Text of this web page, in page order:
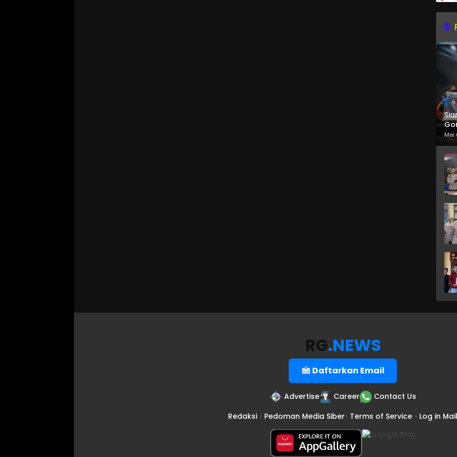
Mei
RG.NEWS
Daftarkan Email
Advertise Career
Contact Us
Redaksi • Pedoman Media Siber• Terms of Service • Log in Mail